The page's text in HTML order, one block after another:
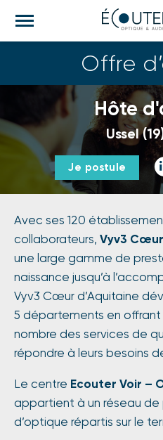
e
Offre
Hôte
Ussel
Je postule
Avec ses 120
collaborateurs, Vyv3
une large gamme de
naissance jusqu’à
Vyv3 Cœur d’Aquitaine
5 départements en offrant
nombre des services de
répondre à leurs besoins
Le centre Ecouter Voir –
appartient à un réseau de
d’optique répartis sur le